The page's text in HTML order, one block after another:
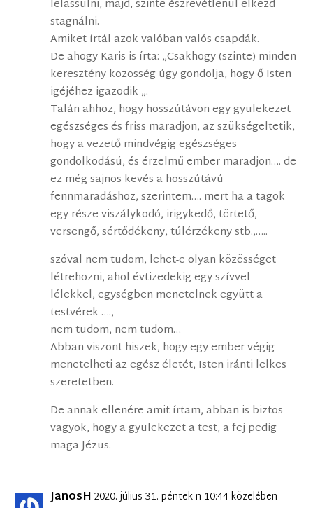
lelassulni, majd, szinte észrevétlenül elkezd
stagnálni.
Amiket írtál azok valóban valós csapdák.
De ahogy Karis is írta: „Csakhogy (szinte) minden
keresztény közösség úgy gondolja, hogy ő Isten
igéjéhez igazodik „.
Talán ahhoz, hogy hosszútávon egy gyülekezet
egészséges és friss maradjon, az szükségeltetik,
hogy a vezető mindvégig egészséges
gondolkodású, és érzelmű ember maradjon…. de
ez még sajnos kevés a hosszútávú
fennmaradáshoz, szerintem…. mert ha a tagok
egy része viszálykodó, irigykedő, törtető,
versengő, sértődékeny, túlérzékeny stb.,…..
szóval nem tudom, lehet-e olyan közösséget
létrehozni, ahol évtizedekig egy szívvel
lélekkel, egységben menetelnek együtt a
testvérek ….,
nem tudom, nem tudom…
Abban viszont hiszek, hogy egy ember végig
menetelheti az egész életét, Isten iránti lelkes
szeretetben.
De annak ellenére amit írtam, abban is biztos
vagyok, hogy a gyülekezet a test, a fej pedig
maga Jézus.
JanosH 2020. július 31. péntek-n 10:44 közelében